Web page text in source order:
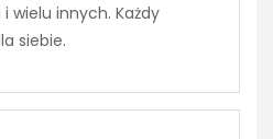
wielu innych. Każdy
siebie.